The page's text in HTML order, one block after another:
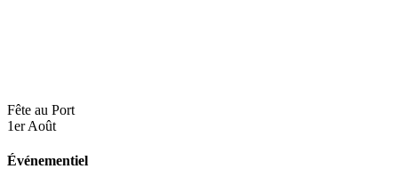
Fête au Port
1er Août
Événementiel